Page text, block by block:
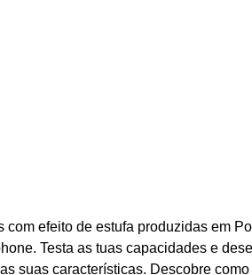
efeito de estufa produzidas em
Testa as tuas capacidades e
suas características. Descobre